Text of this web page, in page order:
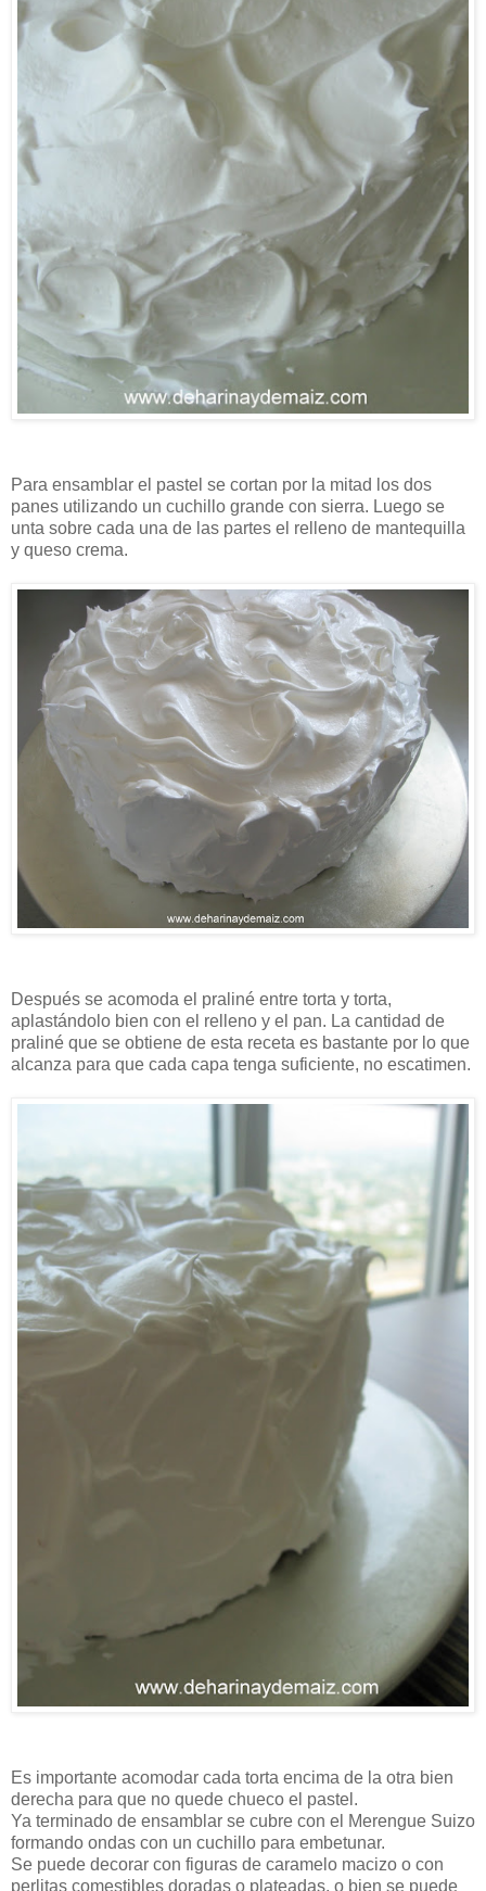
Para ensamblar el pastel se cortan por la mitad los dos
panes utilizando un cuchillo grande con sierra. Luego se
unta sobre cada una de las partes el relleno de mantequilla
y queso crema.
Después se acomoda el praliné entre torta y torta,
aplastándolo bien con el relleno y el pan. La cantidad de
praliné que se obtiene de esta receta es bastante por lo que
alcanza para que cada capa tenga suficiente, no escatimen.
Es importante acomodar cada torta encima de la otra bien
derecha para que no quede chueco el pastel.
Ya terminado de ensamblar se cubre con el Merengue Suizo
formando ondas con un cuchillo para embetunar.
Se puede decorar con figuras de caramelo macizo o con
perlitas comestibles doradas o plateadas, o bien se puede